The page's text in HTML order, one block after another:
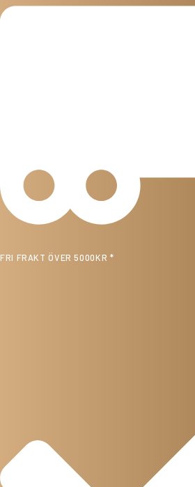
FRI FRAKT ÖVER 5000KR *